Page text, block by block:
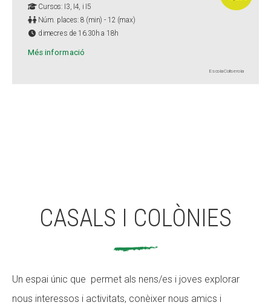
Cursos: I3, I4, i I5
Núm. places: 8 (min) - 12 (max)
dimecres de 16.30h a 18h
Més informació
Escola Collserola
CASALS I COLÒNIES
Un espai únic que permet als nens/es i joves explorar
nous interessos i activitats, conèixer nous amics i